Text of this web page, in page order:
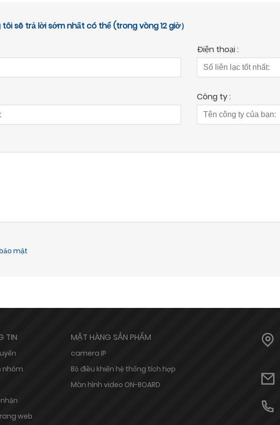
sẽ trả lời sớm nhất có thể (trong vòng 12 giờ）
Điện thoại :
Công ty :
mật
TIN
nhóm
web
MẶT HÀNG SẢN PHẨM
camera IP
Bộ điều khiển hệ thống tích hợp
Màn hình video ON-BOARD